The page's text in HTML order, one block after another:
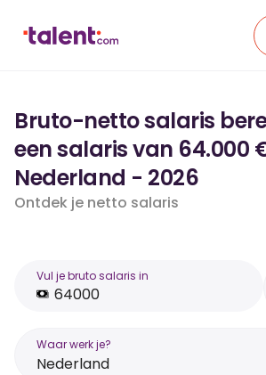
Bruto-netto salaris
een salaris van 64.000
Nederland - 2026
Ontdek je netto salaris
Vul je bruto salaris in
Waar werk je?
Nederland